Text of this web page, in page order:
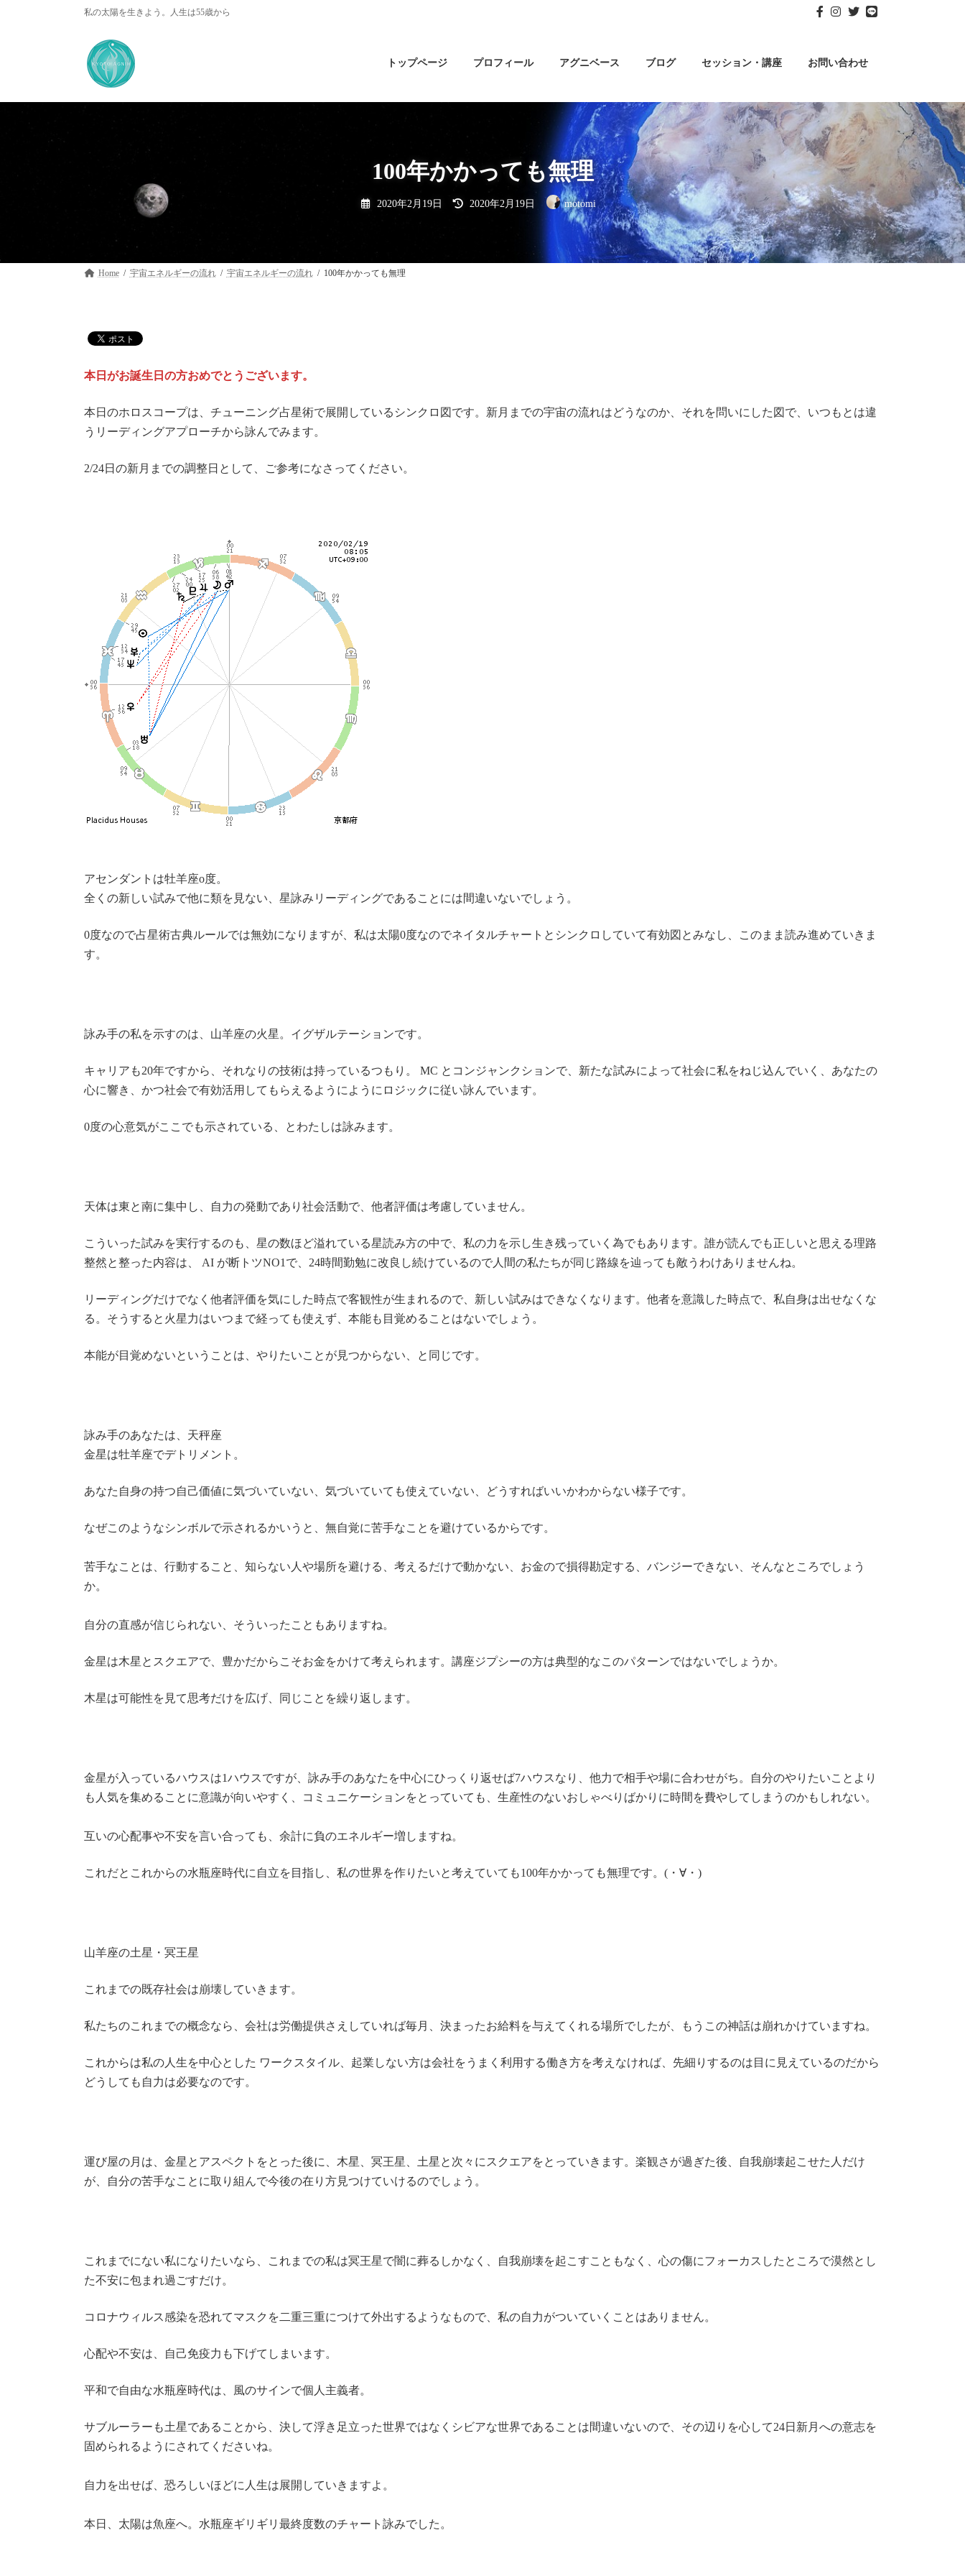
私の太陽を生きよう。人生は55歳から
トップページ プロフィール アグニベース ブログ セッション・講座 お問い合わせ
100年かかっても無理
2020年2月19日
終
2020年2月19日 motomi
Home 宇宙エネルギーの流れ 宇宙エネルギーの流れ 100年かかっても無理
本日がお誕生日の方おめでとうございます。
本日のホロスコープは、チューニング占星術で展開しているシンクロ図です。新月までの宇宙の流れはどうなのか、それを問いにした図で、いつもとは違
うリーディングアプローチから詠んでみます。
2/24日の新月までの調整日として、ご参考になさってください。
アセンダントは牡羊座o度。
全くの新しい試みで他に類を見ない、星詠みリーディングであることには間違いないでしょう。
0度なので占星術古典ルールでは無効になりますが、私は太陽0度なのでネイタルチャートとシンクロしていて有効図とみなし、このまま読み進めていきま
す。
詠み手の私を示すのは、山羊座の火星。イグザルテーションです。
キャリアも20年ですから、それなりの技術は持っているつもり。 MC とコンジャンクションで、新たな試みによって社会に私をねじ込んでいく、あなたの
心に響き、かつ社会で有効活用してもらえるようにようにロジックに従い詠んでいます。
0度の心意気がここでも示されている、とわたしは詠みます。
天体は東と南に集中し、自力の発動であり社会活動で、他者評価は考慮していません。
こういった試みを実行するのも、星の数ほど溢れている星読み方の中で、私の力を示し生き残っていく為でもあります。誰が読んでも正しいと思える理路
整然と整った内容は、 AI が断トツNO1で、24時間勤勉に改良し続けているので人間の私たちが同じ路線を辿っても敵うわけありませんね。
リーディングだけでなく他者評価を気にした時点で客観性が生まれるので、新しい試みはできなくなります。他者を意識した時点で、私自身は出せなくな
る。そうすると火星力はいつまで経っても使えず、本能も目覚めることはないでしょう。
本能が目覚めないということは、やりたいことが見つからない、と同じです。
詠み手のあなたは、天秤座
金星は牡羊座でデトリメント。
あなた自身の持つ自己価値に気づいていない、気づいていても使えていない、どうすればいいかわからない様子です。
なぜこのようなシンボルで示されるかいうと、無自覚に苦手なことを避けているからです。
苦手なことは、行動すること、知らない人や場所を避ける、考えるだけで動かない、お金ので損得勘定する、バンジーできない、そんなところでしょう
か。
自分の直感が信じられない、そういったこともありますね。
金星は木星とスクエアで、豊かだからこそお金をかけて考えられます。講座ジプシーの方は典型的なこのパターンではないでしょうか。
木星は可能性を見て思考だけを広げ、同じことを繰り返します。
金星が入っているハウスは1ハウスですが、詠み手のあなたを中心にひっくり返せば7ハウスなり、他力で相手や場に合わせがち。自分のやりたいことより
も人気を集めることに意識が向いやすく、コミュニケーションをとっていても、生産性のないおしゃべりばかりに時間を費やしてしまうのかもしれない。
互いの心配事や不安を言い合っても、余計に負のエネルギー増しますね。
これだとこれからの水瓶座時代に自立を目指し、私の世界を作りたいと考えていても100年かかっても無理です。(・∀・)
山羊座の土星・冥王星
これまでの既存社会は崩壊していきます。
私たちのこれまでの概念なら、会社は労働提供さえしていれば毎月、決まったお給料を与えてくれる場所でしたが、もうこの神話は崩れかけていますね。
これからは私の人生を中心とした ワークスタイル、起業しない方は会社をうまく利用する働き方を考えなければ、先細りするのは目に見えているのだから
どうしても自力は必要なのです。
運び屋の月は、金星とアスペクトをとった後に、木星、冥王星、土星と次々にスクエアをとっていきます。楽観さが過ぎた後、自我崩壊起こせた人だけ
が、自分の苦手なことに取り組んで今後の在り方見つけていけるのでしょう。
これまでにない私になりたいなら、これまでの私は冥王星で闇に葬るしかなく、自我崩壊を起こすこともなく、心の傷にフォーカスしたところで漠然とし
た不安に包まれ過ごすだけ。
コロナウィルス感染を恐れてマスクを二重三重につけて外出するようなもので、私の自力がついていくことはありません。
心配や不安は、自己免疫力も下げてしまいます。
平和で自由な水瓶座時代は、風のサインで個人主義者。
サブルーラーも土星であることから、決して浮き足立った世界ではなくシビアな世界であることは間違いないので、その辺りを心して24日新月への意志を
固められるようにされてくださいね。
自力を出せば、恐ろしいほどに人生は展開していきますよ。
本日、太陽は魚座へ。水瓶座ギリギリ最終度数のチャート詠みでした。